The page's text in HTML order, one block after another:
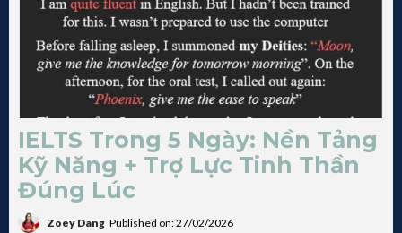
IELTS Trong 5 Ngày: Nền Tảng
Kỹ Năng + Trợ Lực Tinh Thần
Đúng Lúc
Zoey Dang Published on: 27/02/2026